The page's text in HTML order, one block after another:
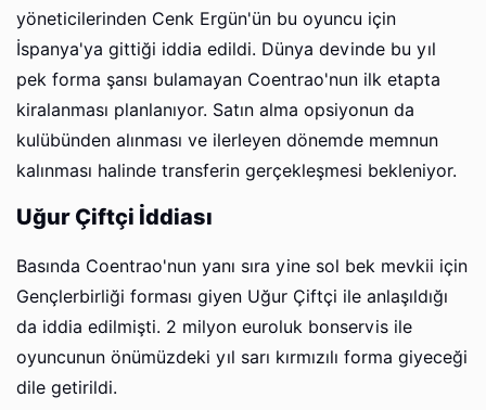
yöneticilerinden Cenk Ergün'ün bu oyuncu için
İspanya'ya gittiği iddia edildi. Dünya devinde bu yıl
pek forma şansı bulamayan Coentrao'nun ilk etapta
kiralanması planlanıyor. Satın alma opsiyonun da
kulübünden alınması ve ilerleyen dönemde memnun
kalınması halinde transferin gerçekleşmesi bekleniyor.
Uğur Çiftçi İddiası
Basında Coentrao'nun yanı sıra yine sol bek mevkii için
Gençlerbirliği forması giyen Uğur Çiftçi ile anlaşıldığı
da iddia edilmişti. 2 milyon euroluk bonservis ile
oyuncunun önümüzdeki yıl sarı kırmızılı forma giyeceği
dile getirildi.